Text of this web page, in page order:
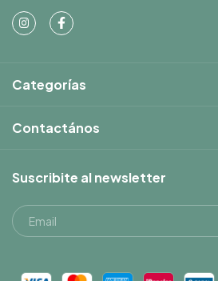
Categorías
Contactános
Suscribite al newsletter